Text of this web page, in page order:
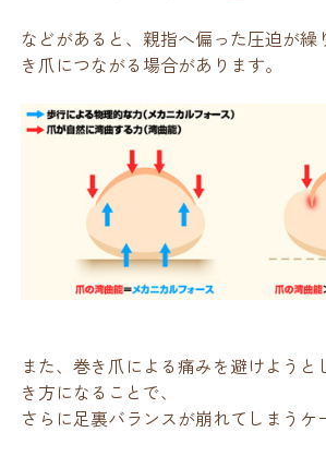
などがあると、親指へ偏った圧迫が繰
き爪につながる場合があります。
また、巻き爪による痛みを避けようと
き方になることで、
さらに足裏バランスが崩れてしまうケ